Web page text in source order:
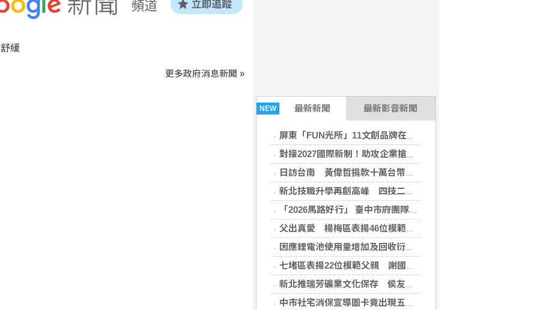
NEW 最新新聞 最新影音新聞
屏東「FUN光所」11文創品牌在文博會亮相
對接2027國際新制！助攻企業搶攻全球航太商機 高市府攜手PRI辦NADCAP化學製程培訓
日訪台南 黃偉哲捐款十萬台幣援助熊本震災
新北技職升學再創高峰 四技二專登記分發錄取率創新高
「2026馬路好行」 臺中市府團隊勇奪10項大獎
父出真愛 楊梅區表揚46位模範父親
因應鋰電池使用量增加及回收衍生之火災風險 桃市府修正《桃園市火災預防自治條例》
七堵區表揚22位模範父親 謝國樑感謝父愛奉獻打造幸福有愛城市
新北推瑞芳礦業文化保存 侯友宜：打造山海觀光新品牌
中市社宅消保宣導圖卡竟出現五星國徽 都發局坦承審查疏失已緊急下架
舒緩
更多政府消息新聞 »